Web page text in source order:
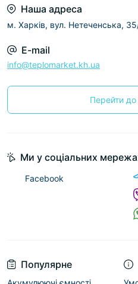
Наша адреса
м. Харків, вул. Нетеченська,
E-mail
info@teplomarket.kh.ua
Перейти до
Популярне
Ми у соціальних
Facebook